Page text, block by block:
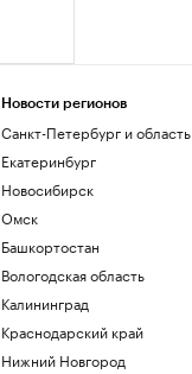
Новости регионов
Санкт-Петербург и область
Екатеринбург
Новосибирск
Омск
Башкортостан
Вологодская область
Калининград
Краснодарский край
Нижний Новгород